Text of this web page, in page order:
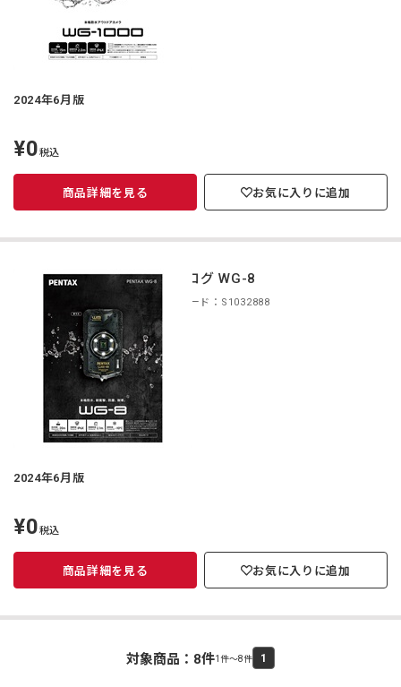
2024年6月版
定
価
¥0税込
商品詳細を見る お気に入りに追加
カタログ WG-8
商品コード：S1032888
2024年6月版
定
価
¥0税込
商品詳細を見る お気に入りに追加
対象商品： 8件1件～8件 1